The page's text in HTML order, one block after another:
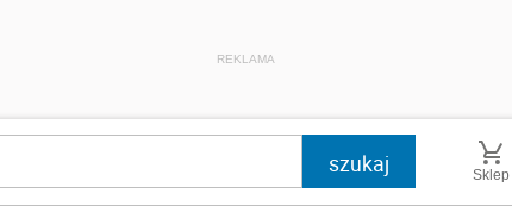
REKLAMA
Sklep